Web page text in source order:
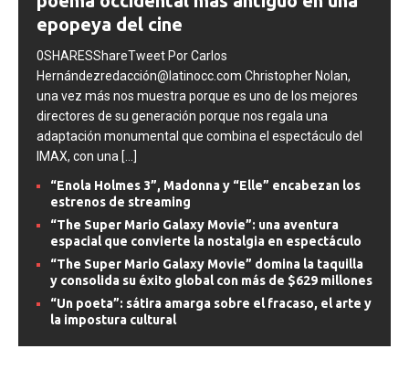
poema occidental más antiguo en una
epopeya del cine
0SHARESShareTweet Por Carlos
Hernándezredacción@latinocc.com Christopher Nolan,
una vez más nos muestra porque es uno de los mejores
directores de su generación porque nos regala una
adaptación monumental que combina el espectáculo del
[...]
“Enola Holmes 3”, Madonna y “Elle” encabezan los
estrenos de streaming
“The Super Mario Galaxy Movie”: una aventura
espacial que convierte la nostalgia en espectáculo
“The Super Mario Galaxy Movie” domina la taquilla
y consolida su éxito global con más de $629 millones
“Un poeta”: sátira amarga sobre el fracaso, el arte y
la impostura cultural